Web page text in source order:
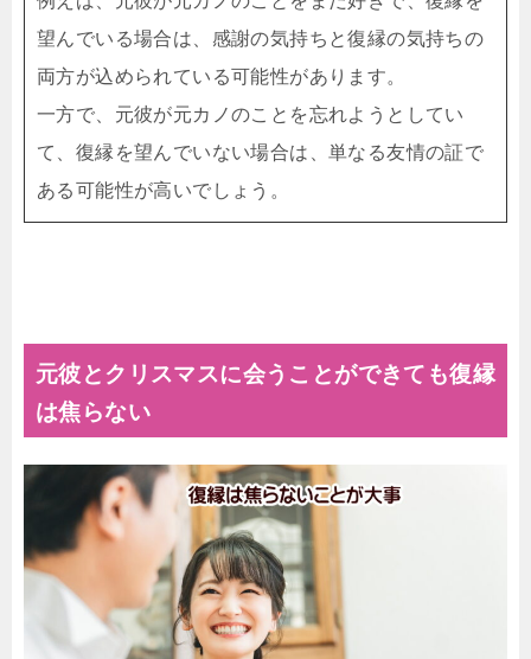
望んでいる場合は、感謝の気持ちと復縁の気持ちの
両方が込められている可能性があります。
一方で、元彼が元カノのことを忘れようとしてい
て、復縁を望んでいない場合は、単なる友情の証で
ある可能性が高いでしょう。
元彼とクリスマスに会うことができても復縁
は焦らない